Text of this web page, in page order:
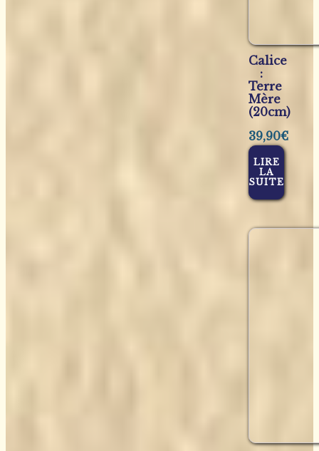
Calice
:
Terre
Mère
(20cm)
39,90€
LIRE
LA
SUITE